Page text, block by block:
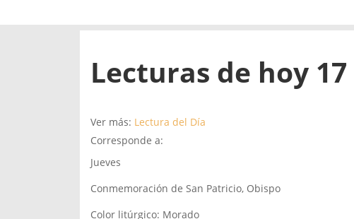
Lecturas de hoy
Ver más: Lectura del Día
Corresponde a:
Jueves
Conmemoración de San Patricio, Obispo
Color litúrgico: Morado